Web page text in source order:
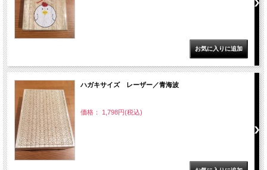
ハガキサイズ レーザー／青海波
価格： 1,798円(税込)